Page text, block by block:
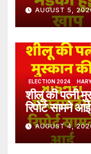
AUGUST 5,
ELECTION 2024
शीलू की पत्नी
रिपोर्ट सामने आई
AUGUST 4,